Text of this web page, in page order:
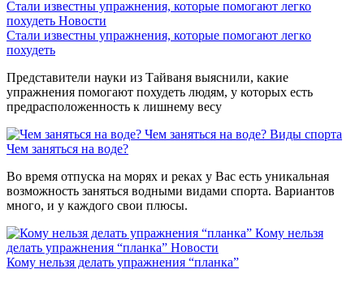
Стали известны упражнения, которые помогают легко
похудеть Новости
Стали известны упражнения, которые помогают легко
похудеть
Представители науки из Тайваня выяснили, какие
упражнения помогают похудеть людям, у которых есть
предрасположенность к лишнему весу
Чем заняться на воде? Виды спорта
Чем заняться на воде?
Во время отпуска на морях и реках у Вас есть уникальная
возможность заняться водными видами спорта. Вариантов
много, и у каждого свои плюсы.
Кому нельзя
делать упражнения “планка” Новости
Кому нельзя делать упражнения “планка”